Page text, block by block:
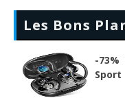
Les Bons
-